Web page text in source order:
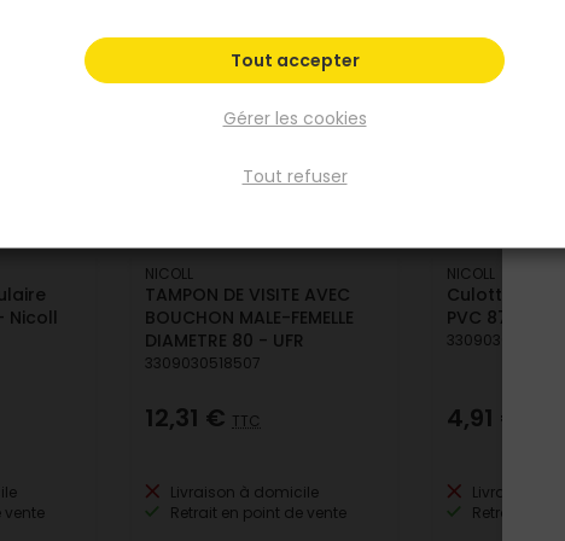
Nicoll
vente
NICOLL
TAMPON DE VISITE AVEC
BOUCHON MALE-FEMELLE
DIAMETRE 80 - UFR
3309030518507
12,31 € TTC
Livraison à domicile
Retrait en point de vente
NICOLL
Culotte
PVC 87°30 Ø
3309030511508
4,91 €
Livraison à
Retrait en
Gérer les cookies
Tout refuser
Tout accepter